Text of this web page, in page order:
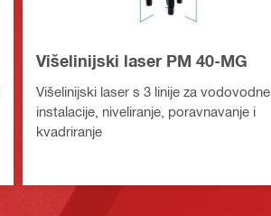
Višelinijski laser PM 40-MG
Višelinijski laser s 3 linije za vodovodne
instalacije, niveliranje, poravnavanje i
kvadriranje